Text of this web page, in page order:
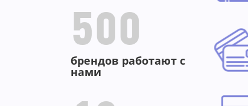
500
брендов работают с
нами